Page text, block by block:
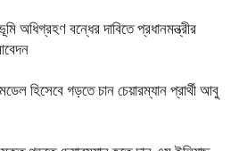
অধিগ্রহণ বন্ধের দাবিতে প্রধানমন্ত্রীর
হিসেবে গড়তে চান চেয়ারম্যান প্রার্থী আবু